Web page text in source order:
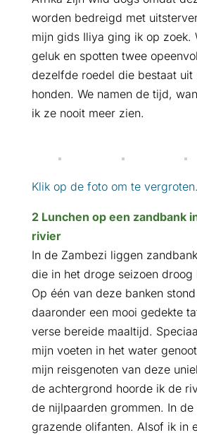
worden bedreigd met
mijn gids Iliya ging ik op zoek.
geluk en spotten twee
dezelfde roedel die bestaat uit
honden. We namen de tijd,
ik ze nooit meer zien.
Klik op de foto om te vergroten.
2 Lunchen op een zandbank
rivier
In de Zambezi liggen
die in het droge seizoen droog
Op één van deze banken
daaronder een mooi gedekte
verse bereide maaltijd.
mijn voeten in het water
mijn reisgenoten van deze
de achtergrond hoorde ik de
de nijlpaarden grommen. In
grazende olifanten. Alsof ik in